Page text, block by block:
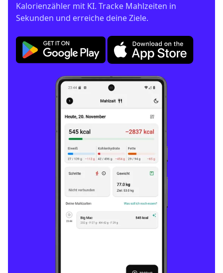
Kalorienzähler mit KI. Tracke Mahlzeiten in
Sekunden und erreiche deine Ziele.